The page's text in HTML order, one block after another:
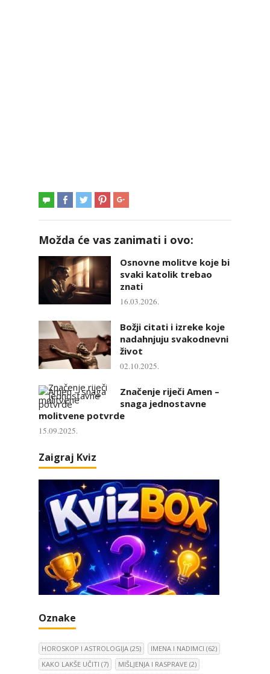
Možda će vas zanimati i ovo:
Osnovne molitve koje bi
svaki katolik trebao
znati
16.03.2026.
Božji citati i izreke koje
nadahnjuju svakodnevni
život
02.10.2025.
Značenje riječi Amen –
snaga jednostavne
molitvene potvrde
15.09.2025.
Zaigraj Kviz
Oznake
HOROSKOP I ASTROLOGIJA (25) IMENA I NADIMCI (62)
KAKO LAKŠE UČITI (7) MIŠLJENJA I RASPRAVE (2)